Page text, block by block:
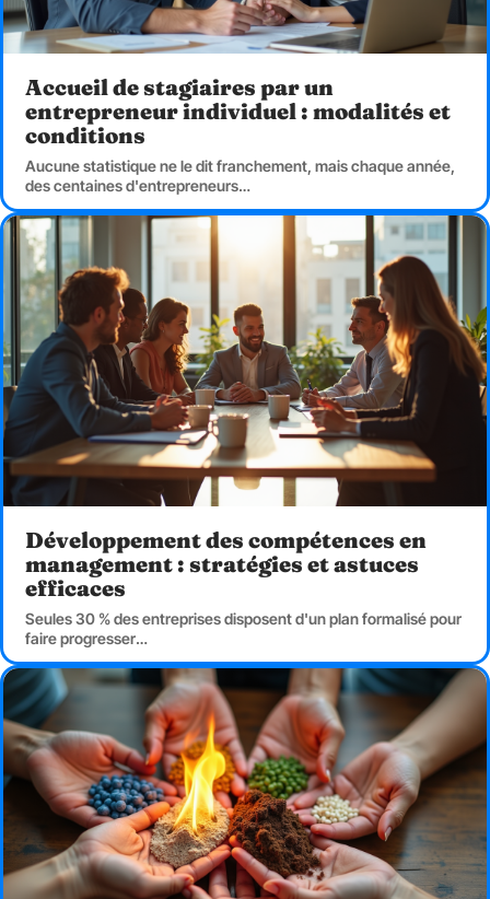
Accueil de stagiaires par un
entrepreneur individuel : modalités et
conditions
Aucune statistique ne le dit franchement, mais chaque année,
des centaines d'entrepreneurs…
Développement des compétences en
management : stratégies et astuces
efficaces
Seules 30 % des entreprises disposent d'un plan formalisé pour
faire progresser…